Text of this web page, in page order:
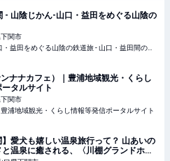
- 山陰じかん-山口・益田をめぐる山陰の
関市
ナナカフェ）｜豊浦地域観光・くらし
タルサイト
関市
浦地域観光・くらし情報等発信ポータルサイト
】愛犬も嬉しい温泉旅行って？ 山あいの
温泉に癒される、〈川棚グランドホテ